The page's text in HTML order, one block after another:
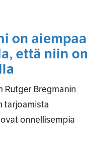
on aiempaa
että niin on
Rutger Bregmanin
tarjoamista
onnellisempia